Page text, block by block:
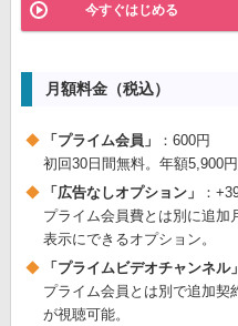
今すぐはじめる
月額料金（税込）
「プライム会員」
：600円
初回30日間無料。年額5,900円
「広告なしオプション」
：
プライム会員費とは別に追加
表示にできるオプション。
「プライムビデオチャンネル」
プライム会員とは別で追加契
が視聴可能。